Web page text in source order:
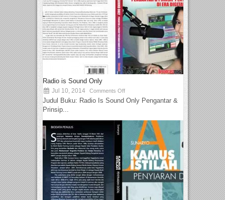
Radio is Sound Only
Jul 10, 2014 Comments Off
Judul Buku: Radio Is Sound Only Pengantar &
Prinsip...